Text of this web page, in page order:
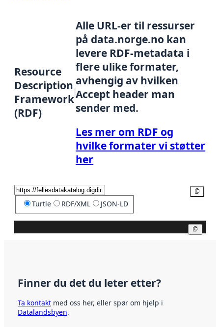
Resource
Description
Framework
(RDF)
Alle URL-er til ressurser
på data.norge.no kan
levere RDF-metadata i
flere ulike formater,
avhengig av hvilken
Accept header man
sender med.
Les mer om RDF og
hvilke formater vi støtter
her
Turtle RDF/XML JSON-LD
Finner du det du leter etter?
Ta kontakt med oss her, eller spør om hjelp i
Datalandsbyen.